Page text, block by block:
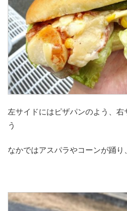
左サイドにはピザパンのよう、右
う
なかではアスパラやコーンが踊り